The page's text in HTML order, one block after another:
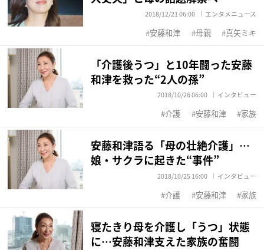
2018/12/21 06:00 エンタメニュース
安藤和津 母親 真矢ミキ
「介護後うつ」と10年闘った安藤
和津を救った“2人の孫”
2018/10/26 06:00 インタビュー
介護 安藤和津 家族
安藤和津語る「母の壮絶介護」…
娘・サクラに起きた“事件”
2018/10/25 16:00 インタビュー
介護 安藤和津 家族
寝たきり母を介護し「うつ」状態
に…安藤和津支えた家族の奮闘